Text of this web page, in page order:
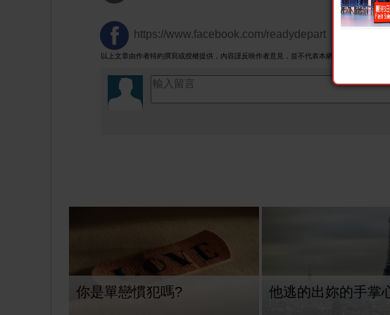
https://www.facebook.com/readydepart
以上文章由作者特約撰寫或授權提供，內容謹反映作者意見，並不代表本網立場。任何機構
你是單戀慣犯嗎? 他逃的出妳的手掌